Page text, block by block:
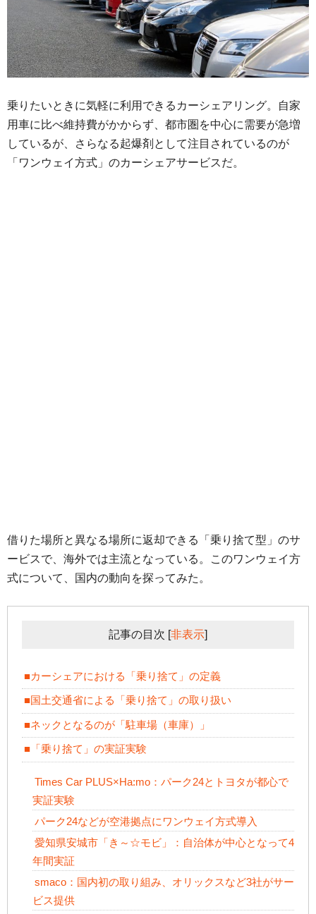
乗りたいときに気軽に利用できるカーシェアリング。自家
用車に比べ維持費がかからず、都市圏を中心に需要が急増
しているが、さらなる起爆剤として注目されているのが
「ワンウェイ方式」のカーシェアサービスだ。
借りた場所と異なる場所に返却できる「乗り捨て型」のサ
ービスで、海外では主流となっている。このワンウェイ方
式について、国内の動向を探ってみた。
記事の目次 [非表示]
■カーシェアにおける「乗り捨て」の定義
■国土交通省による「乗り捨て」の取り扱い
■ネックとなるのが「駐車場（車庫）」
■「乗り捨て」の実証実験
Times Car PLUS×Ha:mo：パーク24とトヨタが都心で
実証実験
パーク24などが空港拠点にワンウェイ方式導入
愛知県安城市「き～☆モビ」：自治体が中心となって4
年間実証
smaco：国内初の取り組み、オリックスなど3社がサー
ビス提供